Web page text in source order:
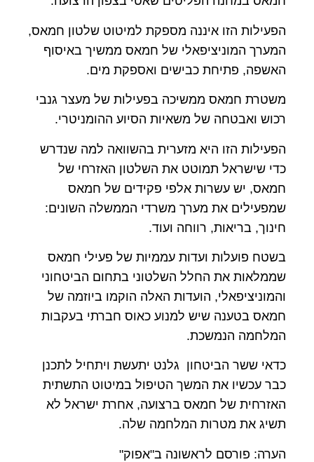
הפעילות הזו איננה מספקת למיטוט שלטון חמאס,
המערך המוניציפאלי של חמאס ממשיך באיסוף
האשפה, פתיחת כבישים ואספקת מים.
משטרת חמאס ממשיכה בפעילות של מעצר גנבי
רכוש ואבטחה של משאיות הסיוע ההומניטרי.
הפעילות הזו היא מזערית בהשוואה למה שנדרש
כדי שישראל תמוטט את השלטון האזרחי של
חמאס, יש עשרות אלפי פקידים של חמאס
שמפעילים את מערך משרדי הממשלה השונים:
חינוך, בריאות, רווחה ועוד.
בשטח פועלות ועדות עממיות של פעילי חמאס
שממלאות את החלל השלטוני בתחום הביטחוני
והמוניציפאלי, הועדות האלה הוקמו ביוזמה של
חמאס בטענה שיש למנוע כאוס חברתי בעקבות
המלחמה הנמשכת.
כדאי ששר הביטחון גלנט יתעשת ויתחיל לתכנן
כבר עכשיו את המשך הטיפול במיטוט התשתית
האזרחית של חמאס ברצועה, אחרת ישראל לא
תשיג את מטרות המלחמה שלה.
הערה: פורסם לראשונה ב"אפוק"